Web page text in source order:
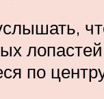
по